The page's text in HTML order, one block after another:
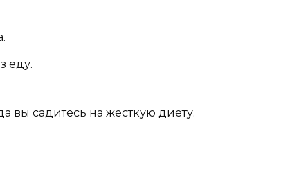
еду.
вы садитесь на жесткую диету.